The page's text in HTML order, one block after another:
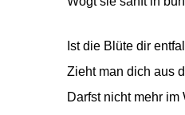
Ist die Blüte dir
Zieht man dich aus
Darfst nicht mehr